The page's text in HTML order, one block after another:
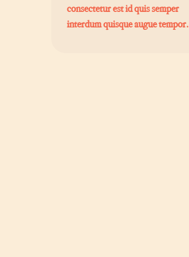
consectetur est id quis semper
interdum quisque augue tempor.